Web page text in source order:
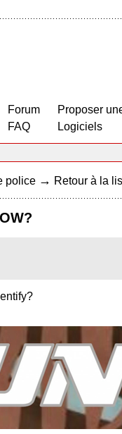
Forum
FAQ
Proposer
Logiciels
police → Retour à la